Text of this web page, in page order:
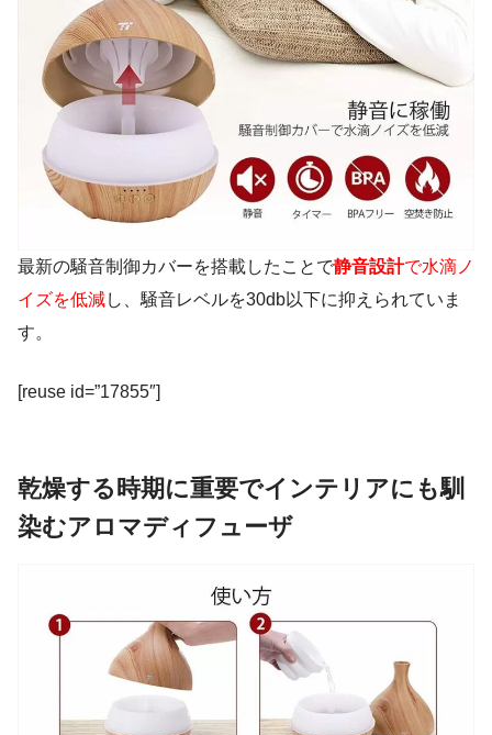
最新の騒音制御カバーを搭載したことで静音設計で水滴ノ
イズを低減し、騒音レベルを30db以下に抑えられていま
す。
[reuse id=”17855″]
乾燥する時期に重要でインテリアにも馴
染むアロマディフューザ